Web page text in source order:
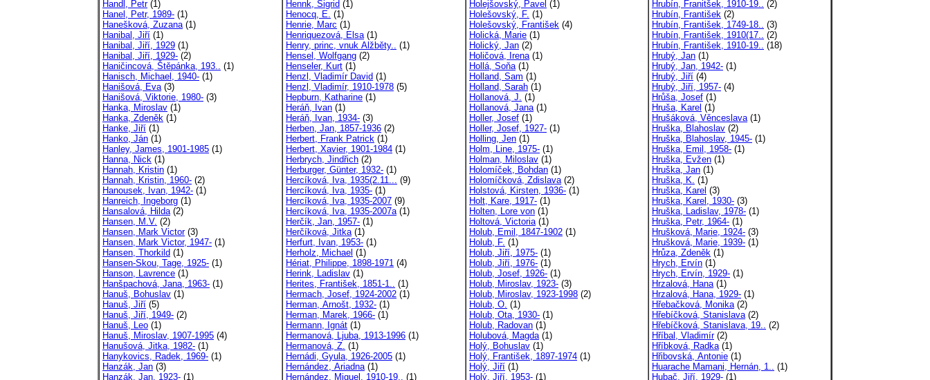
Handl, Petr(1)
Hanel, Petr, 1989- (1)
Hanešková, Zuzana(1)
Hanibal, Jiří (1)
Hanibal, Jiří, 1929 (1)
Hanibal, Jiří, 1929- (2)
Haničincová, Štěpánka, 193.. (1)
Hanisch, Michael, 1940- (1)
Hanišová, Eva(3)
Hanišová, Viktorie, 1980- (3)
Hanka, Miroslav (1)
Hanka, Zdeněk (1)
Hanke, Jiří (1)
Hanko, Ján (1)
Hanley, James, 1901-1985 (1)
Hanna, Nick (1)
Hannah, Kristin (1)
Hannah, Kristin, 1960- (2)
Hanousek, Ivan, 1942- (1)
Hanreich, Ingeborg (1)
Hansalová, Hilda(2)
Hansen, M.V. (2)
Hansen, Mark Victor(3)
Hansen, Mark Victor, 1947- (1)
Hansen, Thorkild (1)
Hansen-Skou, Tage, 1925- (1)
Hanson, Lavrence (1)
Hanšpachová, Jana, 1963- (1)
Hanuš, Bohuslav (1)
Hanuš, Jiří (5)
Hanuš, Jiří, 1949- (2)
Hanuš, Leo (1)
Hanuš, Miroslav, 1907-1995 (4)
Hanušová, Jitka, 1982- (1)
Hanykovics, Radek, 1969- (1)
Hanzák, Jan (3)
Hanzák, Jan, 1923- (1)
Hennk, Sigrid (1)
Henocq, E. (1)
Henrie, Marc (1)
Henriquezová, Elsa(1)
Henry, princ, vnuk Alžběty.. (1)
Hensel, Wolfgang (2)
Henseler, Kurt (1)
Henzl, Vladimír David (1)
Henzl, Vladimír, 1910-1978 (5)
Hepburn, Katharine (1)
Heráň, Ivan (1)
Heráň, Ivan, 1934- (3)
Herben, Jan, 1857-1936 (2)
Herbert, Frank Patrick (1)
Herbert, Xavier, 1901-1984 (1)
Herbrych, Jindřich (2)
Herburger, Günter, 1932- (1)
Hercíková, Iva, 1935(2.11... (9)
Hercíková, Iva, 1935- (1)
Hercíková, Iva, 1935-2007 (9)
Hercíková, Iva, 1935-2007a(1)
Herčík, Jan, 1957- (1)
Herčíková, Jitka(1)
Herfurt, Ivan, 1953- (1)
Herholz, Michael (1)
Hériat, Philippe, 1898-1971 (4)
Herink, Ladislav (1)
Herites, František, 1851-1.. (1)
Hermach, Josef, 1924-2002 (1)
Herman, Arnošt, 1932- (1)
Herman, Marek, 1966- (1)
Hermann, Ignát (1)
Hermanová, Ljuba, 1913-1996 (1)
Hermanová, Z. (1)
Hernádi, Gyula, 1926-2005 (1)
Hernández, Ariadna(1)
Hernández, Miguel, 1910-19.. (1)
Holejšovský, Pavel (1)
Holešovský, F. (1)
Holešovský, František (4)
Holická, Marie (1)
Holický, Jan (2)
Holičová, Irena(1)
Hollá, Soňa(1)
Holland, Sam (1)
Holland, Sarah (1)
Hollanová, J. (1)
Hollanová, Jana(1)
Holler, Josef (1)
Holler, Josef, 1927- (1)
Holling, Jen (1)
Holm, Line, 1975- (1)
Holman, Miloslav (1)
Holomíček, Bohdan (1)
Holomíčková, Zdislava(2)
Holstová, Kirsten, 1936- (1)
Holt, Kare, 1917- (1)
Holten, Lore von (1)
Holtová, Victoria(1)
Holub, Emil, 1847-1902 (1)
Holub, F. (1)
Holub, Jiří, 1975- (1)
Holub, Jiří, 1976- (1)
Holub, Josef, 1926- (1)
Holub, Miroslav, 1923- (3)
Holub, Miroslav, 1923-1998 (2)
Holub, O. (1)
Holub, Ota, 1930- (1)
Holub, Radovan (1)
Holubová, Magda(1)
Holý, Bohuslav (1)
Holý, František, 1897-1974 (1)
Holý, Jiří (1)
Holý, Jiří, 1953- (1)
Hrubín, Franitšek, 1910-19.. (2)
Hrubín, František (2)
Hrubín, František, 1749-18.. (3)
Hrubín, František, 1910(17.. (2)
Hrubín, František, 1910-19.. (18)
Hrubý, Jan (1)
Hrubý, Jan, 1942- (1)
Hrubý, Jiří (4)
Hrubý, Jiří, 1957- (4)
Hrůša, Josef (1)
Hruša, Karel (1)
Hrušáková, Věnceslava(1)
Hruška, Blahoslav (2)
Hruška, Blahoslav, 1945- (1)
Hruška, Emil, 1958- (1)
Hruška, Evžen (1)
Hruška, Jan (1)
Hruška, K. (1)
Hruška, Karel (3)
Hruška, Karel, 1930- (3)
Hruška, Ladislav, 1978- (1)
Hruška, Petr, 1964- (1)
Hrušková, Marie, 1924- (3)
Hrušková, Marie, 1939- (1)
Hrůza, Zdeněk (1)
Hrych, Ervín (1)
Hrych, Ervín, 1929- (1)
Hrzalová, Hana(1)
Hrzalová, Hana, 1929- (1)
Hřebačková, Monika(2)
Hřebíčková, Stanislava(2)
Hřebíčková, Stanislava, 19.. (2)
Hříbal, Vladimír(2)
Hříbková, Radka(1)
Hřibovská, Antonie (1)
Huarache Mamani, Hernán, 1.. (1)
Hubač, Jiří, 1929- (1)